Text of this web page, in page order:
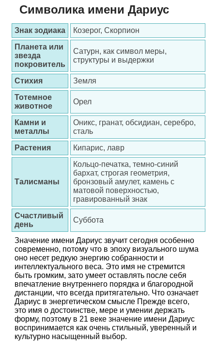
Символика имени Дариус
Знак зодиака
Козерог, Скорпион
Планета или
звезда
покровитель
Сатурн, как символ меры,
структуры и выдержки
Стихия
Земля
Тотемное
животное
Орел
Камни и
металлы
Оникс, гранат, обсидиан, серебро,
сталь
Растения
Кипарис, лавр
Талисманы
Кольцо-печатка, темно-синий
бархат, строгая геометрия,
бронзовый амулет, камень с
матовой поверхностью,
гравированный знак
Счастливый
день
Суббота
Значение имени Дариус звучит сегодня особенно
современно, потому что в эпоху визуального шума
оно несет редкую энергию собранности и
интеллектуального веса. Это имя не стремится
быть громким, зато умеет оставлять после себя
впечатление внутреннего порядка и благородной
дистанции, что всегда притягательно. Что означает
Дариус в энергетическом смысле Прежде всего,
это имя о достоинстве, мере и умении держать
форму, поэтому в 21 веке значение имени Дариус
воспринимается как очень стильный, уверенный и
культурно насыщенный выбор.